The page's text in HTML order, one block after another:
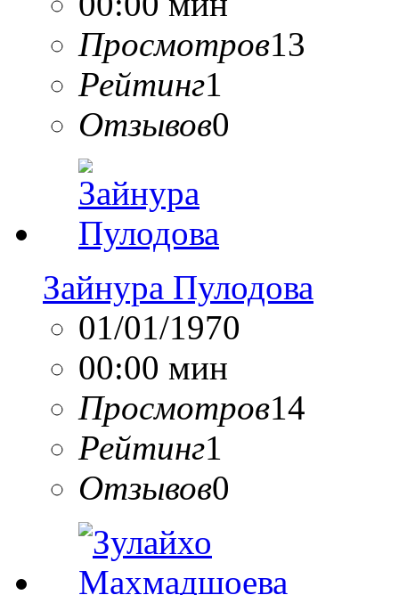
Просмотров13
Рейтинг1
Отзывов0
Зайнура Пулодова
01/01/1970
00:00 мин
Просмотров14
Рейтинг1
Отзывов0